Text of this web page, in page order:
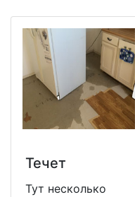
Течет
Тут несколько